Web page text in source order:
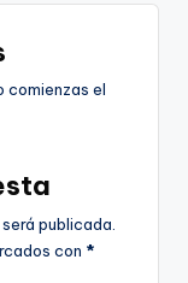
comienzas el
publicada.
con *